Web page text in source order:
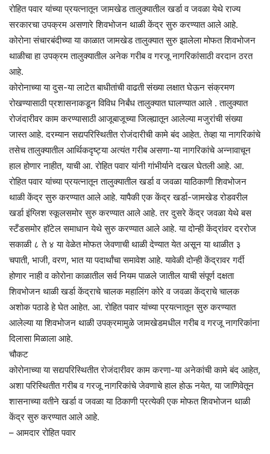
रोहित पवार यांच्या प्रयत्नातून जामखेड तालुक्यातील खर्डा व जवळा येथे राज्य
सरकारचा उपक्रम असणारे शिवभोजन थाळी केंद्र सुरु करण्यात आले आहे.
कोरोना संचारबंदीच्या या काळात जामखेड तालुक्यात सुरु झालेला मोफत शिवभोजन
थाळीचा हा उपक्रम तालुक्यातील अनेक गरीब व गरजू नागरिकांसाठी वरदान ठरत
आहे.
कोरोनाच्या या दुस-या लाटेत बाधीतांची वाढती संख्या लक्षात घेऊन संक्रमण
रोखण्यासाठी प्रशासनाकडून विविध निर्बंध तालुक्यात घालण्यात आले . तालुक्यात
रोजंदारीवर काम करण्यासाठी आजूबाजूच्या जिल्ह्यातून आलेल्या मजुरांची संख्या
जास्त आहे. दरम्यान सद्यपरिस्थितीत रोजंदारीची कामे बंद आहेत. तेव्हा या नागरिकांचे
तसेच तालुक्यातील आर्थिकदृष्ट्या अत्यंत गरीब असणा-या नागरिकांचे अन्नावाचून
हाल होणार नाहीत, याची आ. रोहित पवार यांनी गांभीर्याने दखल घेतली आहे. आ.
रोहित पवार यांच्या प्रयत्नातून तालुक्यातील खर्डा व जवळा याठिकाणी शिवभोजन
थाळी केंद्र सुरु करण्यात आले आहे. यापैकी एक केंद्र खर्डा-जामखेड रोडवरील
खर्डा इंग्लिश स्कूलसमोर सुरु करण्यात आले आहे. तर दुसरे केंद्र जवळा येथे बस
स्टँडसमोर हॉटेल समाधान येथे सुरु करण्यात आले आहे. या दोन्ही केंद्रांवर दररोज
सकाळी ८ ते ४ या वेळेत मोफत जेवणाची थाळी देण्यात येत असून या थाळीत ३
चपाती, भाजी, वरण, भात या पदार्थांचा समावेश आहे. यावेळी दोन्ही केंद्रावर गर्दी
होणार नाही व कोरोना काळातील सर्व नियम पाळले जातील याची संपूर्ण दक्षता
शिवभोजन थाळी खर्डा केंद्राचे चालक महालिंग कोरे व जवळा केंद्राचे चालक
अशोक पठाडे हे घेत आहेत. आ. रोहित पवार यांच्या प्रयत्नातून सुरु करण्यात
आलेल्या या शिवभोजन थाळी उपक्रमामुळे जामखेडमधील गरीब व गरजू नागरिकांना
दिलासा मिळाला आहे.
चौकट
कोरोनाच्या या सद्यपरिस्थितीत रोजंदारीवर काम करणा-या अनेकांची कामे बंद आहेत,
अशा परिस्थितीत गरीब व गरजू नागरिकांचे जेवणाचे हाल होऊ नयेत, या जाणिवेतून
शासनाच्या वतीने खर्डा व जवळा या ठिकाणी प्रत्येकी एक मोफत शिवभोजन थाळी
केंद्र सुरु करण्यात आले आहे.
– आमदार रोहित पवार